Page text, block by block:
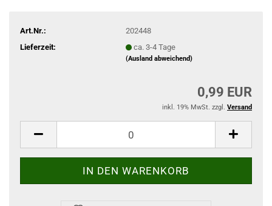
Art.Nr.:
202448
Lieferzeit:
ca. 3-4 Tage
(Ausland abweichend)
0,99 EUR
inkl. 19% MwSt. zzgl. Versand